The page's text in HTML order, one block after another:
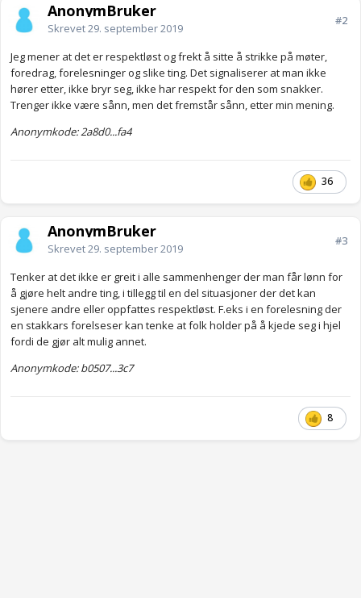
AnonymBruker
Skrevet29. september 2019
#2
Jeg mener at det er respektløst og frekt å sitte å strikke på møter,
foredrag, forelesninger og slike ting. Det signaliserer at man ikke
hører etter, ikke bryr seg, ikke har respekt for den som snakker.
Trenger ikke være sånn, men det fremstår sånn, etter min mening.
Anonymkode: 2a8d0...fa4
36
AnonymBruker
Skrevet29. september 2019
#3
Tenker at det ikke er greit i alle sammenhenger der man får lønn for
å gjøre helt andre ting, i tillegg til en del situasjoner der det kan
sjenere andre eller oppfattes respektløst. F.eks i en forelesning der
en stakkars forelseser kan tenke at folk holder på å kjede seg i hjel
fordi de gjør alt mulig annet.
Anonymkode: b0507...3c7
8